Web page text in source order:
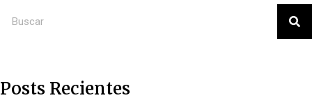
Posts Recientes